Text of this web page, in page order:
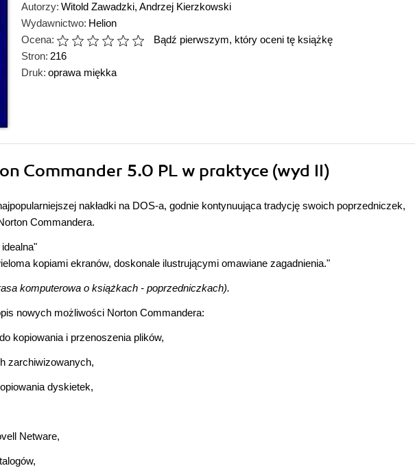
Autorzy: Witold Zawadzki, Andrzej Kierzkowski
Wydawnictwo: Helion
Ocena:
Bądź pierwszym, który oceni tę książkę
Stron: 216
Druk: oprawa miękka
Commander 5.0 PL w praktyce (wyd II)
nakładki na DOS-a, godnie kontynuująca tradycję swoich poprzedniczek,
Commandera.
kopiami ekranów, doskonale ilustrującymi omawiane zagadnienia."
komputerowa o książkach - poprzedniczkach).
nowych możliwości Norton Commandera:
kopiowania i przenoszenia plików,
zarchiwizowanych,
dyskietek,
Netware,